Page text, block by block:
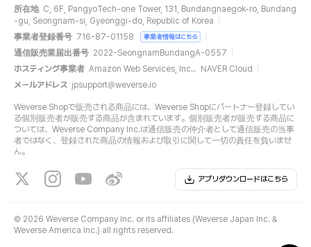
所在地 C, 6F, PangyoTech-one Tower, 131, Bundangnaegok-ro, Bundang
-gu, Seongnam-si, Gyeonggi-do, Republic of Korea
事業者登録番号 716-87-01158 事業者情報はこちら
通信販売業届出番号 2022-SeongnamBundangA-0557
ホスティング事業者 Amazon Web Services, Inc.、NAVER Cloud
メールアドレス jpsupport@weverse.io
Weverse Shopで販売される商品には、Weverse Shopにパートナー登録してい
る個別販売者が販売する商品が含まれています。個別販売者が販売する商品に
ついては、Weverse Company Inc.は通信販売の仲介者として通信販売の当事
者ではなく、登録された商品の情報および取引に関して一切の責任を負いませ
ん。
アプリダウンロードはこちら
© 2026 Weverse Company Inc. or its affiliates (Weverse Japan Inc. &
Weverse America Inc.) all rights reserved.